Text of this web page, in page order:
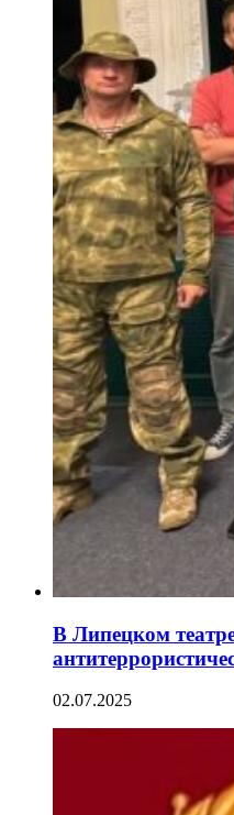
В Липецком
02.07.2025